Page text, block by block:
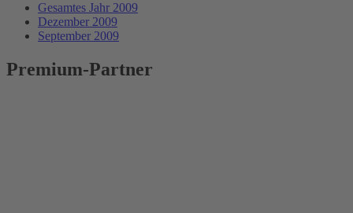
Gesamtes Jahr 2009
Dezember 2009
September 2009
Premium-Partner